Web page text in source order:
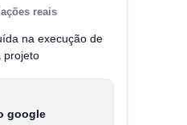
reais
na execução de
projeto
google